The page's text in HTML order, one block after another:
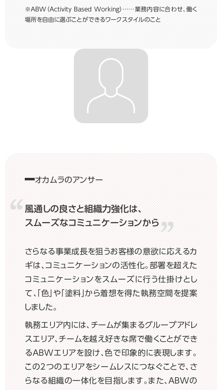
※ABW（Activity Based Working）……業務内容に合わせ、働く
場所を自由に選ぶことができるワークスタイルのこと
オカムラのアンサー
風通しの良さと組織力強化は、
スムーズなコミュニケーションから
さらなる事業成長を狙うお客様の意欲に応えるカ
ギは、コミュニケーションの活性化。部署を超えた
コミュニケーションをスムーズに行う仕掛けとし
て、「色」や「塗料」から着想を得た執務空間を提案
しました。
執務エリア内には、チームが集まるグループアドレ
スエリア、チームを越え好きな席で働くことができ
るABWエリアを設け、色で印象的に表現します。
この2つのエリアをシームレスにつなぐことで、さ
らなる組織の一体化を目指します。また、ABWの